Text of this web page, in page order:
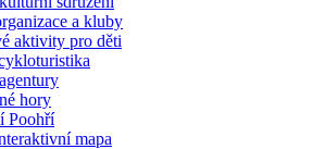
a kluby
aktivity pro děti
hory
Poohří
mapa